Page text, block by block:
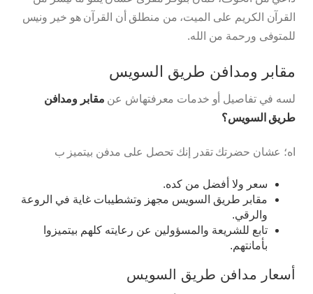
القرآن الكريم على الميت، من منطلق أن القرآن هو خير ونيس
للمتوفى ورحمة من الله.
مقابر ومدافن طريق السويس
لسه في تفاصيل أو خدمات معرفتهاش عن مقابر ومدافن
طريق السويس؟
اه؛ عشان حضرتك تقدر إنك تحصل على مدفن بيتميز ب
سعر ولا أفضل من كده.
مقابر طريق السويس مجهز وتشطيبات غاية في الروعة
والرقي.
تابع للشريعة والمسؤولين عن رعايته كلهم بيتميزوا
بأمانتهم.
أسعار مدافن طريق السويس